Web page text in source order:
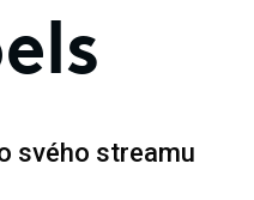
svého streamu